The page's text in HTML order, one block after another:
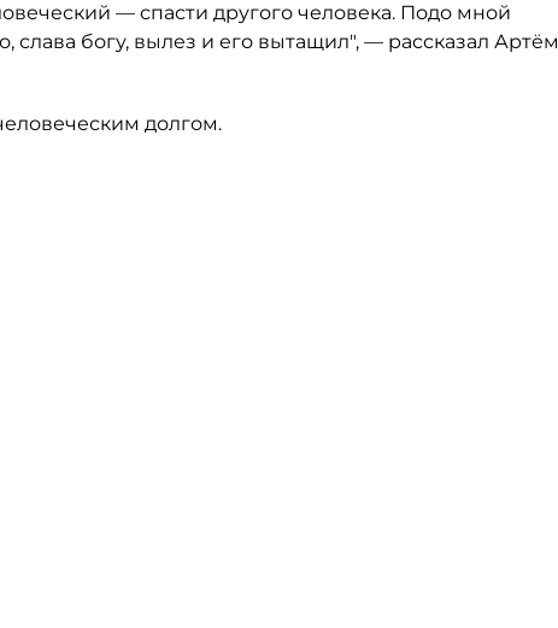
— спасти другого человека. Подо мной
слава богу, вылез и его вытащил", — рассказал Артём
долгом.